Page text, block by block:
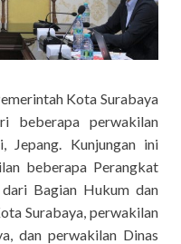
Kota Surabaya
beberapa perwakilan
Jepang. Kunjungan ini
beberapa Perangkat
Bagian Hukum dan
Surabaya, perwakilan
dan perwakilan Dinas